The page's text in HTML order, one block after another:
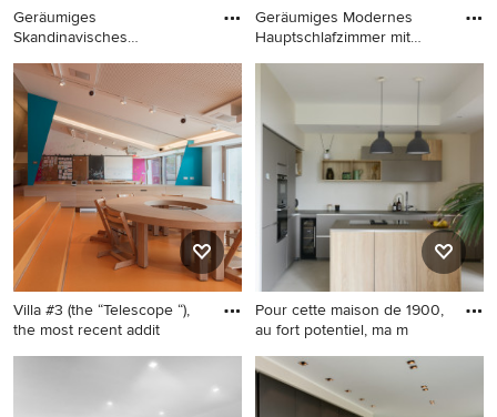
Geräumiges
Skandinavisches
Geräumiges Skandinavisches
Badezimmer En Suite mit
integriertem Waschbecken,
Marmor-
Waschbecken/Waschtisch,
freistehender Badewanne,
grauer Wandfarbe und
Marmorboden in Paris
Geräumiges Modernes
Hauptschlafzimmer mit
Geräumiges Modernes
Hauptschlafzimmer mit
grauer Wandfarbe,
Teppichboden, Eckkamin,
gefliester Kaminumrandung
und grauem Boden in
Sonstige
Villa #3 (the “Telescope “),
the most recent addit
Geräumiges Modernes
Kinderzimmer mit Spielecke
Pour cette maison de 1900,
au fort potentiel, ma m
Geräumige Moderne Küche
in Sonstige